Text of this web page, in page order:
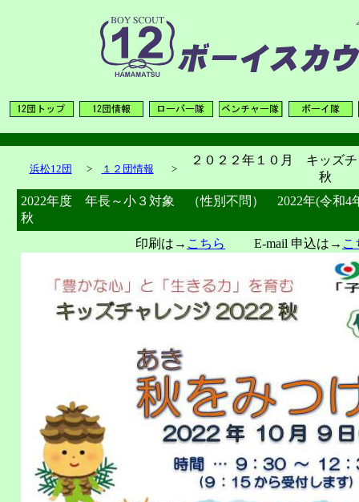
浜松12団 > １２団情報 >
２０２２年１０月 キッズ
秋
2022年度 年長～小３対象 （性別不問） 2022年(令和4
秋
印刷は→ こちら E-mail 申込は→ こ